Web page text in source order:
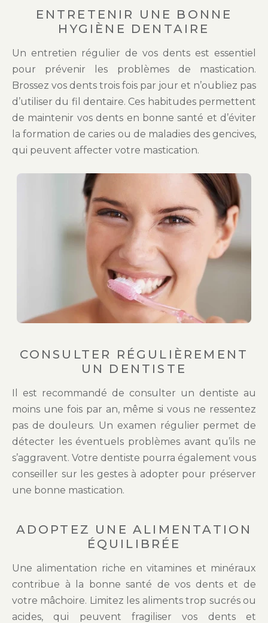
ENTRETENIR UNE BONNE
HYGIÈNE DENTAIRE
Un entretien régulier de vos dents est essentiel
pour prévenir les problèmes de mastication.
Brossez vos dents trois fois par jour et n’oubliez pas
d’utiliser du fil dentaire. Ces habitudes permettent
de maintenir vos dents en bonne santé et d’éviter
la formation de caries ou de maladies des gencives,
qui peuvent affecter votre mastication.
CONSULTER RÉGULIÈREMENT
UN DENTISTE
Il est recommandé de consulter un dentiste au
moins une fois par an, même si vous ne ressentez
pas de douleurs. Un examen régulier permet de
détecter les éventuels problèmes avant qu’ils ne
s’aggravent. Votre dentiste pourra également vous
conseiller sur les gestes à adopter pour préserver
une bonne mastication.
ADOPTEZ UNE ALIMENTATION
ÉQUILIBRÉE
Une alimentation riche en vitamines et minéraux
contribue à la bonne santé de vos dents et de
votre mâchoire. Limitez les aliments trop sucrés ou
acides, qui peuvent fragiliser vos dents et